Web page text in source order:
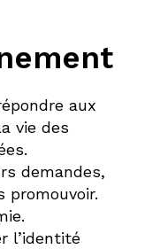
aux
vie des
demandes,
promouvoir.
l’identité